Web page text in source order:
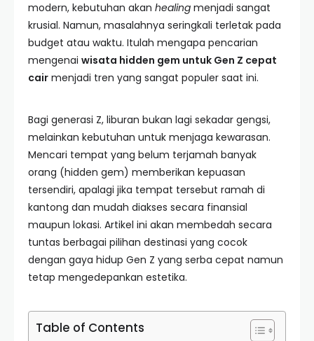
modern, kebutuhan akan healing menjadi sangat
krusial. Namun, masalahnya seringkali terletak pada
budget atau waktu. Itulah mengapa pencarian
mengenai wisata hidden gem untuk Gen Z cepat
cair menjadi tren yang sangat populer saat ini.
Bagi generasi Z, liburan bukan lagi sekadar gengsi,
melainkan kebutuhan untuk menjaga kewarasan.
Mencari tempat yang belum terjamah banyak
orang (hidden gem) memberikan kepuasan
tersendiri, apalagi jika tempat tersebut ramah di
kantong dan mudah diakses secara finansial
maupun lokasi. Artikel ini akan membedah secara
tuntas berbagai pilihan destinasi yang cocok
dengan gaya hidup Gen Z yang serba cepat namun
tetap mengedepankan estetika.
Table of Contents